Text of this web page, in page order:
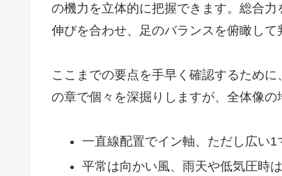
の機力を立体的に把握できます。総合
伸びを合わせ、足のバランスを俯瞰して
ここまでの要点を手早く確認するため
の章で個々を深掘りしますが、全体像の
一直線配置でイン軸、ただし広い1
平常は向かい風、雨天や低気圧時